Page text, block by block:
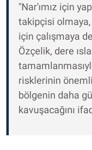
"Nar'ımız için
takipçisi olmaya,
için çalışmaya
Özçelik, dere
risklerinin önemli
bölgenin daha
kavuşacağını